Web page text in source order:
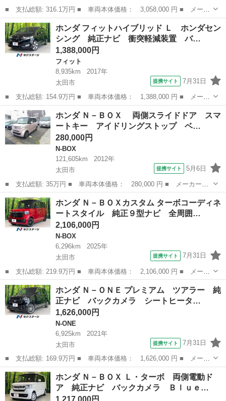
■ 支払総額: 316.1万円 ■ 車両本体価格： 3,058,000 円 ■ メーカ
ー名： ホンダ ■ 車種名： ヴェゼル ■ グレード名： ｅ：ＨＥ
ＶＺ 純正９インチ画面コネクトナビ・マルチビューカメラ・パワー
テゲート...
群馬 太田市 その他
ホンダ フィットハイブリッド Ｌ ホンダセン
シング 純正ナビ 衝突軽減装置 バ…
1,388,000円
フィット
8,935km
2017年
太田市
提携サイト 7月31日
■ 支払総額: 154.9万円 ■ 車両本体価格： 1,388,000 円 ■ メーカ
ー名： ホンダ ■ 車種名： フィットハイブリッド ■ グレード
名： Ｌ ホンダセンシング 純正ナビ 衝突軽減装置 バックカメ
ラ アダプ...
群馬 太田市 フィット
ホンダ Ｎ－ＢＯＸ 両側スライドドア スマ
ートキー アイドリングストップ ベ…
280,000円
N-BOX
121,605km
2012年
太田市
提携サイト 5月6日
■ 支払総額: 35万円 ■ 車両本体価格： 280,000 円 ■ メーカー
名： ホンダ ■ 車種名： Ｎ－ＢＯＸ ■ グレード名： 両側ス
ライドドア スマートキー アイドリングストップ ベンチシート
ＣＶＴ ＥＳＣ ...
群馬 太田市 N-BOX
ホンダ Ｎ－ＢＯＸカスタム ターボコーディネ
ートスタイル 純正９型ナビ 全周囲…
2,106,000円
N-BOX
6,296km
2025年
太田市
提携サイト 7月31日
■ 支払総額: 219.9万円 ■ 車両本体価格： 2,106,000 円 ■ メーカ
ー名： ホンダ ■ 車種名： Ｎ－ＢＯＸカスタム ■ グレード
名： ターボコーディネートスタイル 純正９型ナビ 全周囲カメ
ラ シートヒー...
群馬 太田市 N-BOX
ホンダ Ｎ－ＯＮＥ プレミアム ツアラー 純
正ナビ バックカメラ シートヒータ…
1,626,000円
N-ONE
6,925km
2021年
太田市
提携サイト 7月31日
■ 支払総額: 169.9万円 ■ 車両本体価格： 1,626,000 円 ■ メーカ
ー名： ホンダ ■ 車種名： Ｎ－ＯＮＥ ■ グレード名： プレミ
アム ツアラー 純正ナビ バックカメラ シートヒーター アダプ
ティブク...
群馬 太田市 N-ONE
ホンダ Ｎ－ＢＯＸ Ｌ・ターボ 両側電動ド
ア 純正ナビ バックカメラ Ｂｌｕｅ…